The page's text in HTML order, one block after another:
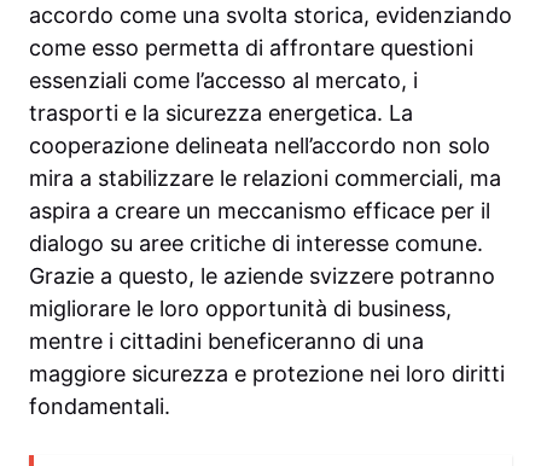
accordo come una svolta storica, evidenziando
come esso permetta di affrontare questioni
essenziali come l’accesso al mercato, i
trasporti e la sicurezza energetica. La
cooperazione delineata nell’accordo non solo
mira a stabilizzare le relazioni commerciali, ma
aspira a creare un meccanismo efficace per il
dialogo su aree critiche di interesse comune.
Grazie a questo, le aziende svizzere potranno
migliorare le loro opportunità di business,
mentre i cittadini beneficeranno di una
maggiore sicurezza e protezione nei loro diritti
fondamentali.